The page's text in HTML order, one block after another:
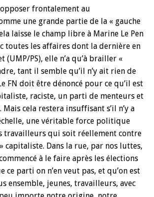
frontalement au
une grande partie de la « gauche
laisse le champ libre à Marine Le Pen
toutes les affaires dont la dernière en
(UMP/PS), elle n’a qu’à brailler «
tant il semble qu’il n’y ait rien de
FN doit être dénoncé pour ce qu’il est
raciste, un parti de menteurs et
cela restera insuffisant s’il n’y a
une véritable force politique
travailleurs qui soit réellement contre
capitaliste. Dans la rue, par nos luttes,
à le faire après les élections
ce parti on n’en veut pas, et qu’on est
ensemble, jeunes, travailleurs, avec